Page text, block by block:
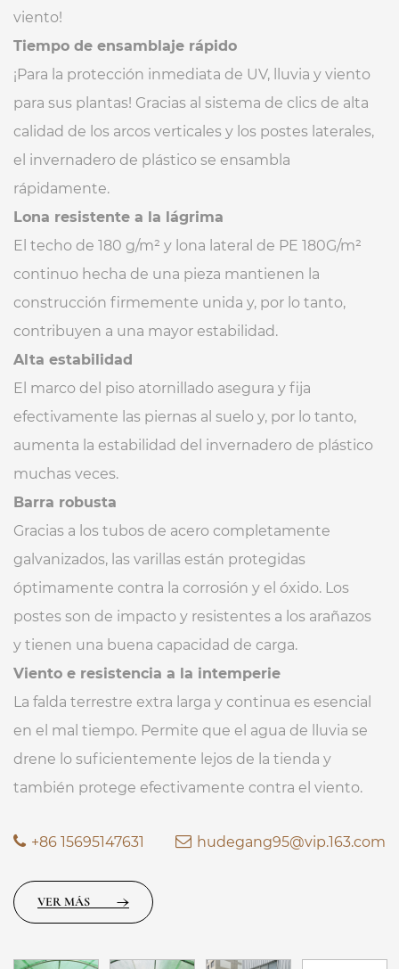
viento!
Tiempo de ensamblaje rápido
¡Para la protección inmediata de UV, lluvia y viento
para sus plantas! Gracias al sistema de clics de alta
calidad de los arcos verticales y los postes laterales,
el invernadero de plástico se ensambla
rápidamente.
Lona resistente a la lágrima
El techo de 180 g/m² y lona lateral de PE 180G/m²
continuo hecha de una pieza mantienen la
construcción firmemente unida y, por lo tanto,
contribuyen a una mayor estabilidad.
Alta estabilidad
El marco del piso atornillado asegura y fija
efectivamente las piernas al suelo y, por lo tanto,
aumenta la estabilidad del invernadero de plástico
muchas veces.
Barra robusta
Gracias a los tubos de acero completamente
galvanizados, las varillas están protegidas
óptimamente contra la corrosión y el óxido. Los
postes son de impacto y resistentes a los arañazos
y tienen una buena capacidad de carga.
Viento e resistencia a la intemperie
La falda terrestre extra larga y continua es esencial
en el mal tiempo. Permite que el agua de lluvia se
drene lo suficientemente lejos de la tienda y
también protege efectivamente contra el viento.
+86 15695147631 hudegang95@vip.163.com
VER MÁS